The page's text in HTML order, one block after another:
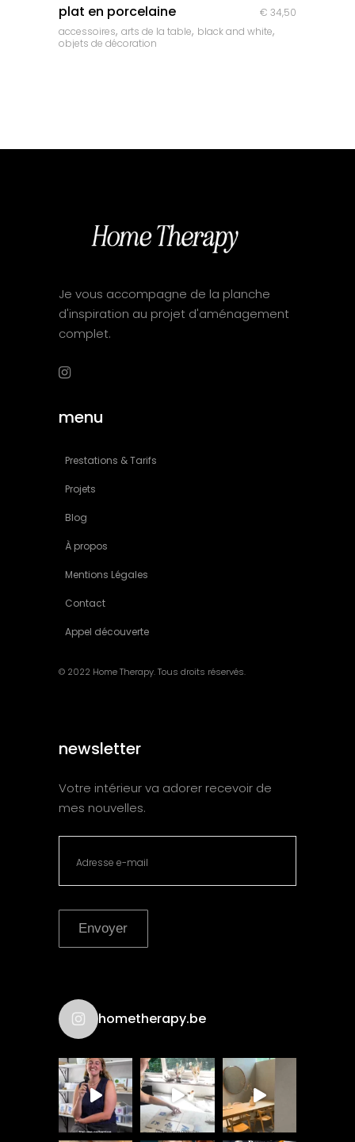
plat en porcelaine € 34,50
accessoires, arts de la table, black and white,
objets de décoration
Je vous accompagne de la planche
d'inspiration au projet d'aménagement
complet.
menu
Prestations & Tarifs
Projets
Blog
À propos
Mentions Légales
Contact
Appel découverte
© 2022 Home Therapy. Tous droits réservés.
newsletter
Votre intérieur va adorer recevoir de
mes nouvelles.
Envoyer
hometherapy.be